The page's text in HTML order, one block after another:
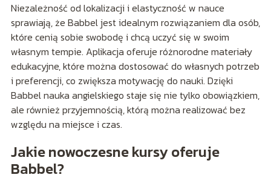
Niezależność od lokalizacji i elastyczność w nauce
sprawiają, że Babbel jest idealnym rozwiązaniem dla osób,
które cenią sobie swobodę i chcą uczyć się w swoim
własnym tempie. Aplikacja oferuje różnorodne materiały
edukacyjne, które można dostosować do własnych potrzeb
i preferencji, co zwiększa motywację do nauki. Dzięki
Babbel nauka angielskiego staje się nie tylko obowiązkiem,
ale również przyjemnością, którą można realizować bez
względu na miejsce i czas.
Jakie nowoczesne kursy oferuje
Babbel?